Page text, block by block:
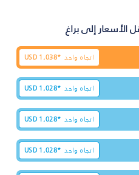
إلى براغ
اتجاه واحد USD 1,038*
اتجاه واحد USD 1,028*
اتجاه واحد USD 1,028*
اتجاه واحد USD 1,028*